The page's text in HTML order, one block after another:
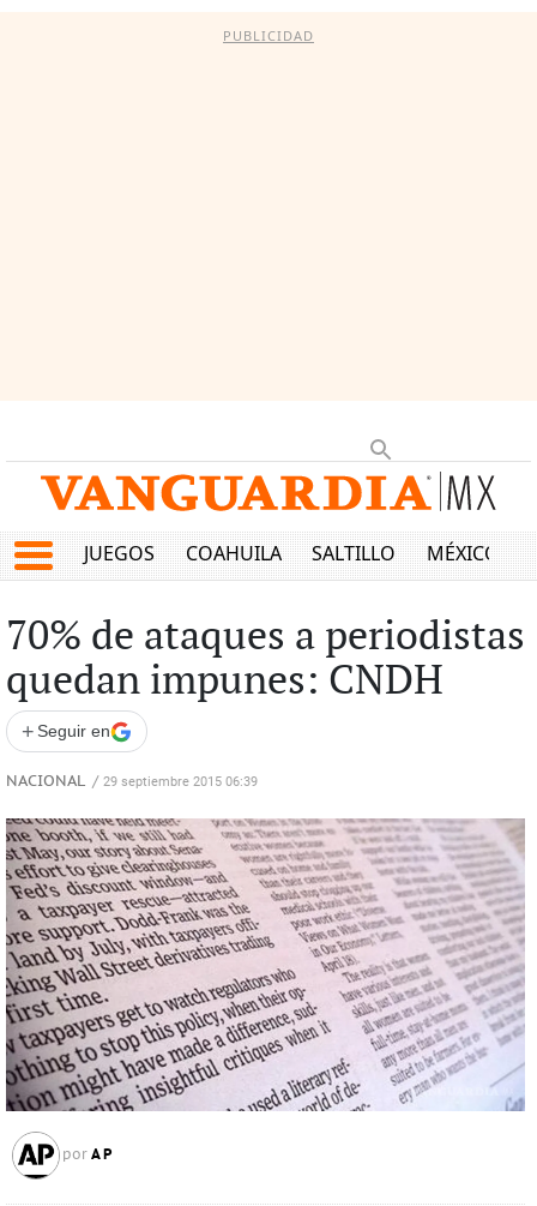
PUBLICIDAD
JUEGOS COAHUILA SALTILLO MÉXICO
70% de ataques a periodistas
quedan impunes: CNDH
+ Seguir en
NACIONAL / 29 septiembre 2015 06:39
por AP